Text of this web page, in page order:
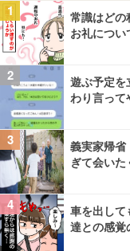
1
常識はどの
お礼につい
2
遊ぶ予定を
わり言って
3
義実家帰省
ぎて会い
4
車を出し
達との感覚